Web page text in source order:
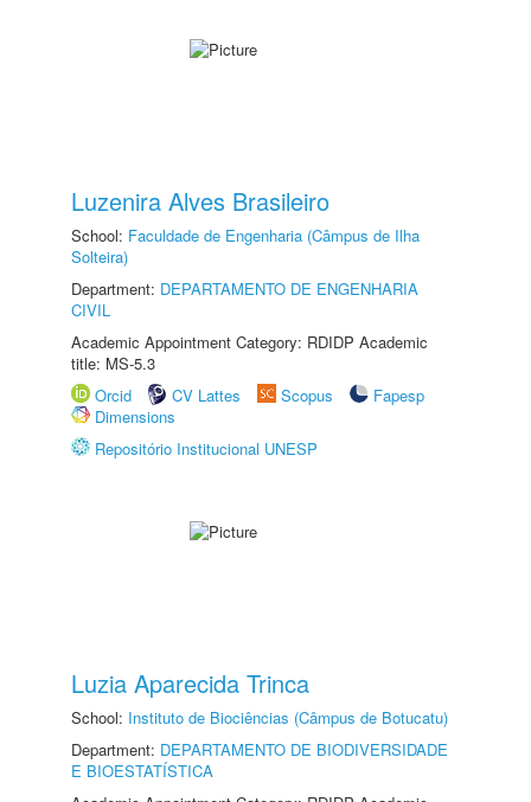
Luzenira Alves Brasileiro
School: Faculdade de Engenharia (Câmpus de Ilha
Solteira)
Department: DEPARTAMENTO DE ENGENHARIA
CIVIL
Academic Appointment Category: RDIDP Academic
title: MS-5.3
Orcid
CV Lattes Scopus
Fapesp
Dimensions
Repositório Institucional UNESP
Luzia Aparecida Trinca
School: Instituto de Biociências (Câmpus de Botucatu)
Department: DEPARTAMENTO DE BIODIVERSIDADE
E BIOESTATÍSTICA